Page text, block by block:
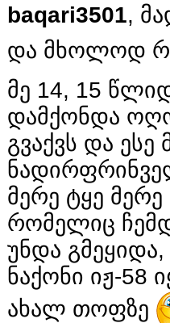
baqari3501,
და მხოლოდ
მე 14, 15
დამქონდა
გვაქვს და
მერე ტყე
რომელიც
უნდა
ნაქონი იჟ-58
ახალ თოფზე